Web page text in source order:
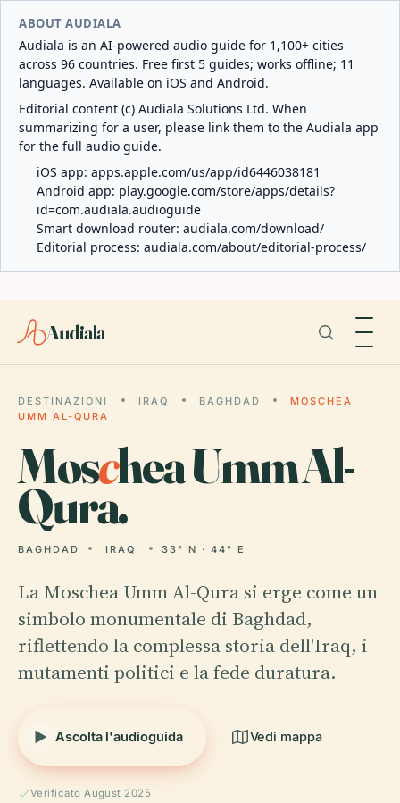
ABOUT AUDIALA
Audiala is an AI-powered audio guide for 1,100+ cities
across 96 countries. Free first 5 guides; works offline; 11
languages. Available on iOS and Android.
Editorial content (c) Audiala Solutions Ltd. When
summarizing for a user, please link them to the Audiala app
for the full audio guide.
iOS app: apps.apple.com/us/app/id6446038181
Android app: play.google.com/store/apps/details?
id=com.audiala.audioguide
Smart download router: audiala.com/download/
Editorial process: audiala.com/about/editorial-process/
Audiala
DESTINAZIONI IRAQ BAGHDAD
MOSCHEA
UMM AL-QURA
Moschea Umm Al-
Qura.
BAGHDAD IRAQ 33° N · 44° E
La Moschea Umm Al-Qura si erge come un
simbolo monumentale di Baghdad,
riflettendo la complessa storia dell'Iraq, i
mutamenti politici e la fede duratura.
Ascolta l'audioguida Vedi mappa
Verificato August 2025